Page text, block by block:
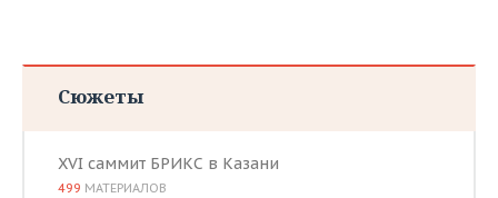
Сюжеты
XVI саммит БРИКС в Казани
499 МАТЕРИАЛОВ